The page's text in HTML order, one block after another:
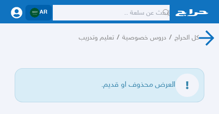
AR
كل الحراج / دروس خصوصية / تعليم وتدريب
العرض محذوف او قديم.